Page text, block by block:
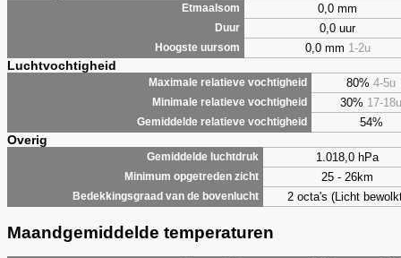
Etmaalsom 0,0 mm
Duur 0,0 uur
Hoogste uursom 0,0 mm 1-2u
Luchtvochtigheid
Maximale relatieve vochtigheid 80% 4-5u
Minimale relatieve vochtigheid 30% 17-18u
Gemiddelde relatieve vochtigheid 54%
Overig
Gemiddelde luchtdruk 1.018,0 hPa
Minimum opgetreden zicht 25 - 26km
Bedekkingsgraad van de bovenlucht 2 octa's (Licht
Maandgemiddelde temperaturen